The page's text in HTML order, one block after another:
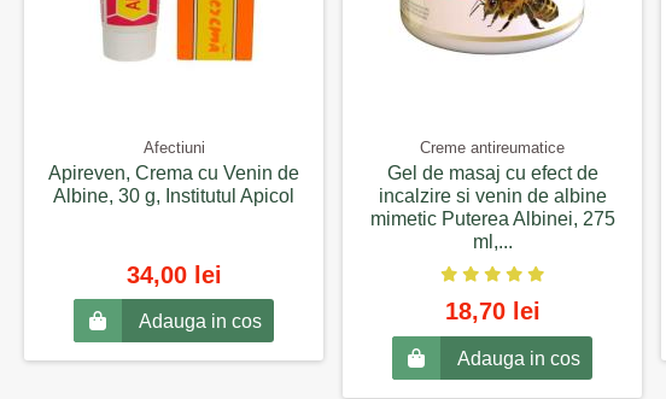
Afectiuni
Apireven, Crema cu Venin de
Albine, 30 g, Institutul Apicol
34,00 lei
Adauga in cos
Creme antireumatice
Gel de masaj cu efect de
incalzire si venin de albine
mimetic Puterea Albinei, 275
ml,...
18,70 lei
Adauga in cos